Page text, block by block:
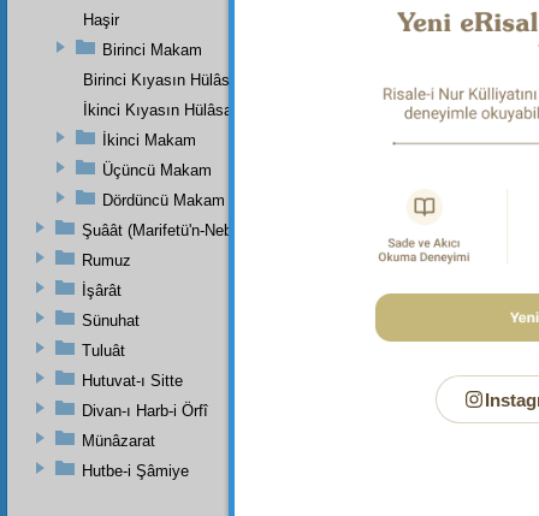
Haşir
Birinci Makam
Birinci Kıyasın Hülâsası
İkinci Kıyasın Hülâsası
İkinci Makam
Üçüncü Makam
Dördüncü Makam
Şuâât (Marifetü'n-Nebi)
Rumuz
İşârât
Sünuhat
Tuluât
Hutuvat-ı Sitte
Divan-ı Harb-i Örfî
Münâzarat
Hutbe-i Şâmiye